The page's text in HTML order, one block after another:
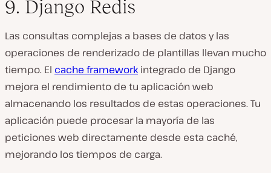
9. Django Redis
Las consultas complejas a bases de datos y las
operaciones de renderizado de plantillas llevan mucho
tiempo. El cache framework integrado de Django
mejora el rendimiento de tu aplicación web
almacenando los resultados de estas operaciones. Tu
aplicación puede procesar la mayoría de las
peticiones web directamente desde esta caché,
mejorando los tiempos de carga.